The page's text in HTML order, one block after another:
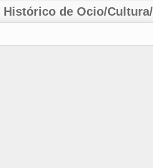
Histórico de Ocio/